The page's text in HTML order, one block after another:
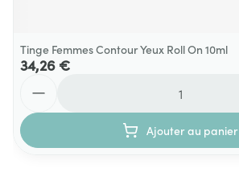
Tinge Femmes Contour Yeux Roll On 10ml
34,26 €
Ajouter au panier